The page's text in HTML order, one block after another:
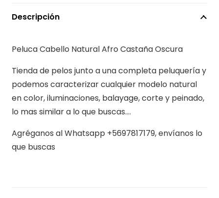
Afro
cantidad
Descripción
Peluca Cabello Natural Afro Castaña Oscura
Tienda de pelos junto a una completa peluquería y
podemos caracterizar cualquier modelo natural
en color, iluminaciones, balayage, corte y peinado,
lo mas similar a lo que buscas….
Agréganos al Whatsapp +5697817179, envíanos lo
que buscas